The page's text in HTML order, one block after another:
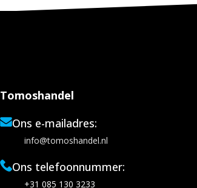
Tomoshandel
Ons e-mailadres:
info@tomoshandel.nl
Ons telefoonnummer:
+31 085 130 3233